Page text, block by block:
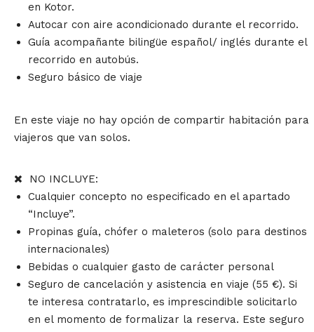
en Kotor.
Autocar con aire acondicionado durante el recorrido.
Guía acompañante bilingüe español/ inglés durante el
recorrido en autobús.
Seguro básico de viaje
En este viaje no hay opción de compartir habitación para
viajeros que van solos.
NO INCLUYE:
Cualquier concepto no especificado en el apartado
“Incluye”.
Propinas guía, chófer o maleteros (solo para destinos
internacionales)
Bebidas o cualquier gasto de carácter personal
Seguro de cancelación y asistencia en viaje (55 €). Si
te interesa contratarlo, es imprescindible solicitarlo
en el momento de formalizar la reserva. Este seguro